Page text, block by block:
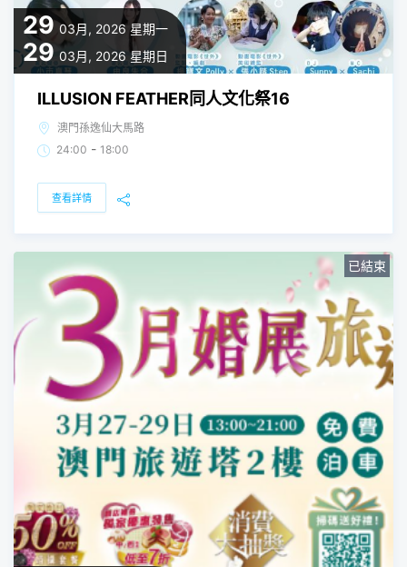
29 03月, 2026 星期一
29 03月, 2026 星期日
ILLUSION FEATHER同人文化祭16
澳門孫逸仙大馬路
24:00 - 18:00
查看詳情
已結束